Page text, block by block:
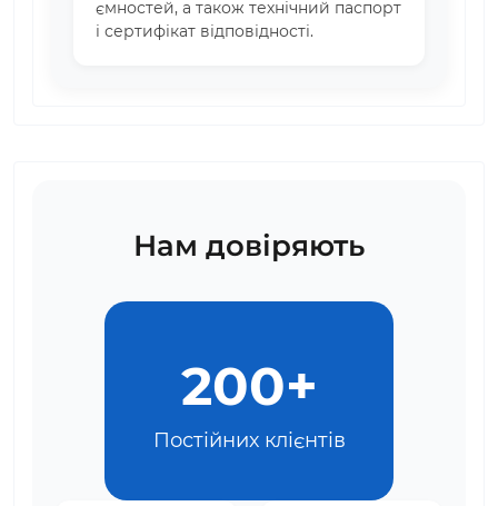
ємностей, а також технічний паспорт
і сертифікат відповідності.
Нам довіряють
200+
Постійних клієнтів